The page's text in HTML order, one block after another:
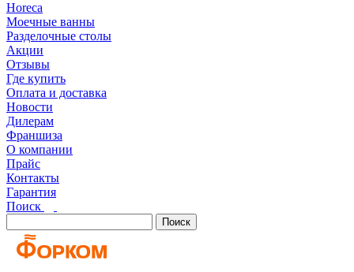
Horeca
Моечные ванны
Разделочные столы
Акции
Отзывы
Где купить
Оплата и доставка
Новости
Дилерам
Франшиза
О компании
Прайс
Контакты
Гарантия
Поиск
Поиск